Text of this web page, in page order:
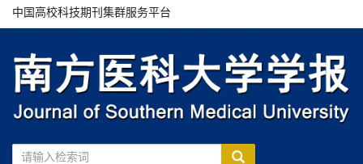
中国高校科技期刊集群服务平台